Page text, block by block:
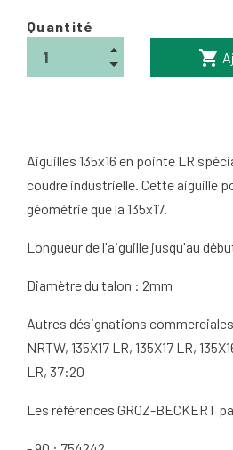
Quantité
shopping_cart
Aiguilles 135x16 en pointe LR
coudre industrielle. Cette aiguille
géométrie que la 135x17.
Longueur de l'aiguille jusqu'au
Diamètre du talon : 2mm
Autres désignations commerciales
NRTW, 135X17 LR, 135X17 LR,
LR, 37:20
Les références GROZ-BECKERT